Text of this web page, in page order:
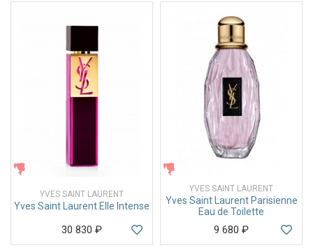
ЖЕНСКИЕ
YVES SAINT LAURENT
Yves Saint Laurent Elle Intense
30 830 ₽
YVES SAINT LAURENT
Yves Saint Laurent Parisienne
Eau de Toilette
9 680 ₽